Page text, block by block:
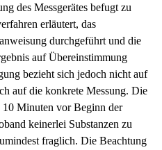
des Messgerätes befugt zu
erläutert, das
durchgeführt und die
auf Übereinstimmung
bezieht sich jedoch nicht auf
auf die konkrete Messung. Die
Minuten vor Beginn der
keinerlei Substanzen zu
fraglich. Die Beachtung